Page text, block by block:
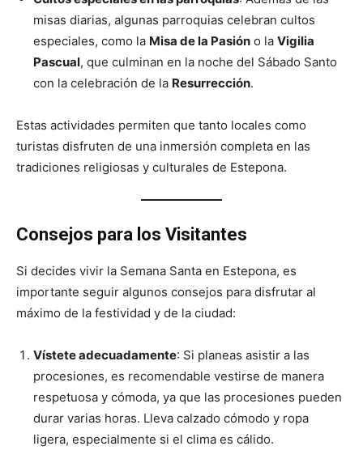
misas diarias, algunas parroquias celebran cultos
especiales, como la Misa de la Pasión o la Vigilia
Pascual, que culminan en la noche del Sábado Santo
con la celebración de la Resurrección.
Estas actividades permiten que tanto locales como
turistas disfruten de una inmersión completa en las
tradiciones religiosas y culturales de Estepona.
Consejos para los Visitantes
Si decides vivir la Semana Santa en Estepona, es
importante seguir algunos consejos para disfrutar al
máximo de la festividad y de la ciudad:
Vístete adecuadamente: Si planeas asistir a las
procesiones, es recomendable vestirse de manera
respetuosa y cómoda, ya que las procesiones pueden
durar varias horas. Lleva calzado cómodo y ropa
ligera, especialmente si el clima es cálido.